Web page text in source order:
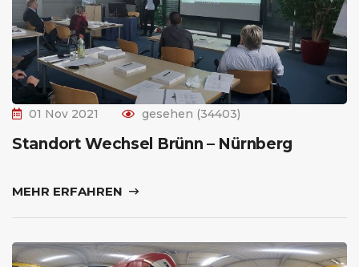
01 Nov 2021 gesehen (34403)
Standort Wechsel Brünn – Nürnberg
MEHR ERFAHREN